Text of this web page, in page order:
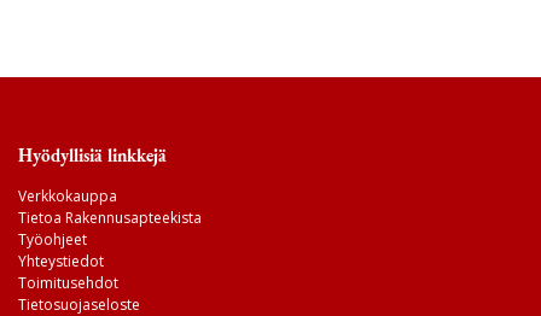
Hyödyllisiä linkkejä
Verkkokauppa
Tietoa Rakennusapteekista
Työohjeet
Yhteystiedot
Toimitusehdot
Tietosuojaseloste